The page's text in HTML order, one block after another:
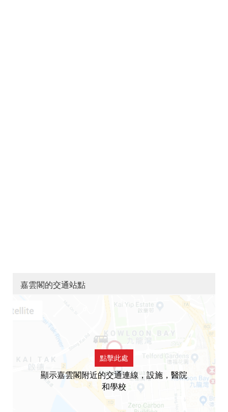
嘉雲閣的交通站點
點擊此處
顯示嘉雲閣附近的交通連線，設施，醫院
和學校